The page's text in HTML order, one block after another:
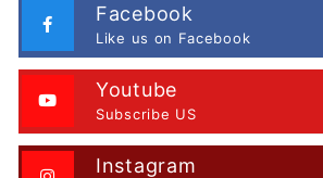
Facebook
Like us on Facebook
Youtube
Subscribe US
Instagram